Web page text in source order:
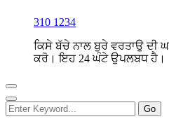
310 1234
ਕਿਸੇ ਬੱਚੇ ਨਾਲ ਬੁਰੇ ਵਰਤਾਉ ਦੀ
ਕਰੋ। ਇਹ 24 ਘੰਟੇ ਉਪਲਬਧ ਹੈ।